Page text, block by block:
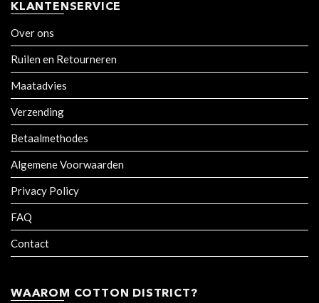
KLANTENSERVICE
Over ons
Ruilen en Retourneren
Maatadvies
Verzending
Betaalmethodes
Algemene Voorwaarden
Privacy Policy
FAQ
Contact
WAAROM COTTON DISTRICT?